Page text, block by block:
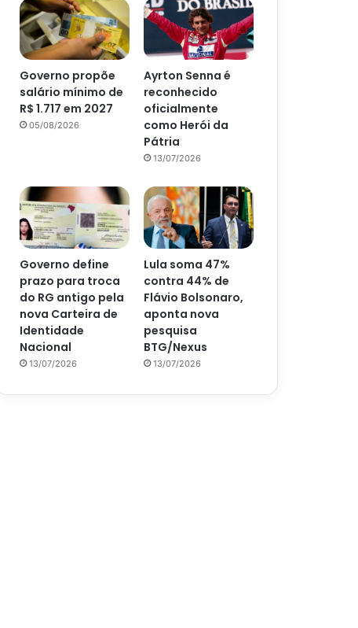
Governo propõe
salário mínimo de
R$ 1.717 em 2027
05/08/2026
Ayrton Senna é
reconhecido
oficialmente
como Herói da
Pátria
13/07/2026
Governo define
prazo para troca
do RG antigo pela
nova Carteira de
Identidade
Nacional
13/07/2026
Lula soma 47%
contra 44% de
Flávio Bolsonaro,
aponta nova
pesquisa
BTG/Nexus
13/07/2026